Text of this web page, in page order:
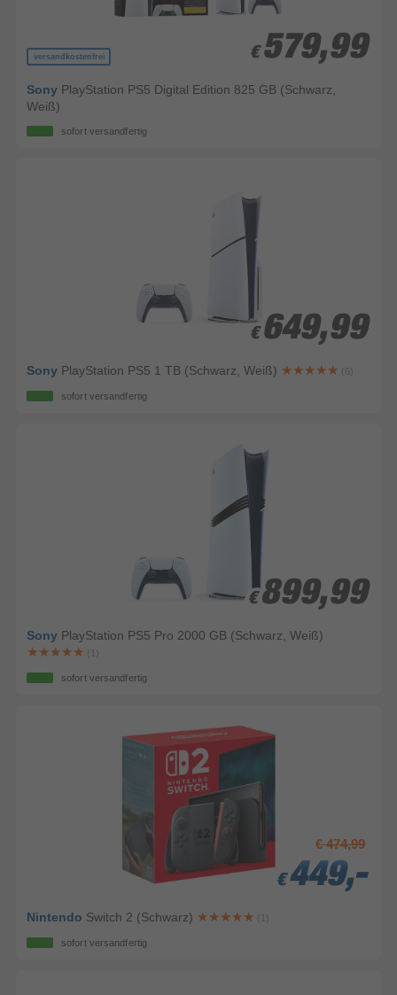
versandkostenfrei € 579,99
€ 579,99
Sony PlayStation PS5 Digital Edition 825 GB (Schwarz,
Weiß)
sofort versandfertig
€ 649,99
€ 649,99
Sony PlayStation PS5 1 TB (Schwarz, Weiß) (6)
sofort versandfertig
€ 899,99
€ 899,99
Sony PlayStation PS5 Pro 2000 GB (Schwarz, Weiß)
(1)
sofort versandfertig
€ 474,99
€ 449,-
€ 449,-
€ 449,-
Nintendo Switch 2 (Schwarz) (1)
sofort versandfertig